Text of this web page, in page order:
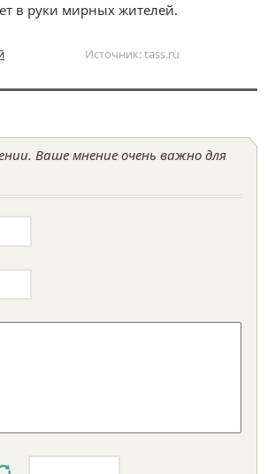
в руки мирных жителей.
Источник: tass.ru
Ваше мнение очень важно для